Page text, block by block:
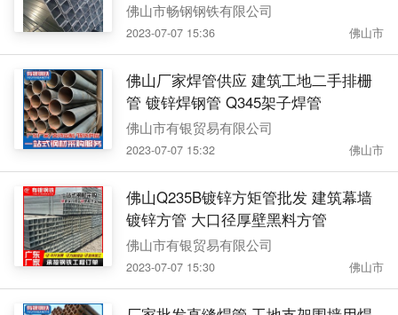
佛山市畅钢钢铁有限公司
2023-07-07 15:36 佛山市
佛山厂家焊管供应 建筑工地二手排栅
管 镀锌焊钢管 Q345架子焊管
佛山市有银贸易有限公司
2023-07-07 15:32 佛山市
佛山Q235B镀锌方矩管批发 建筑幕墙
镀锌方管 大口径厚壁黑料方管
佛山市有银贸易有限公司
2023-07-07 15:30 佛山市